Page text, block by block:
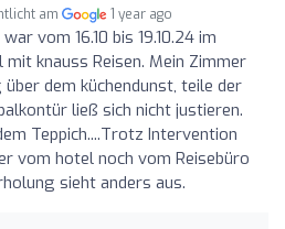
am 1 year ago
war vom 16.10 bis 19.10.24 im
knauss Reisen. Mein Zimmer
dem küchendunst, teile der
ließ sich nicht justieren.
Teppich....Trotz Intervention
vom hotel noch vom Reisebüro
sieht anders aus.